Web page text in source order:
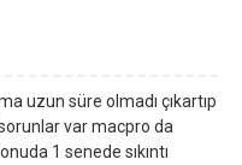
uzun süre olmadı çıkartıp
var macpro da
1 senede sıkıntı